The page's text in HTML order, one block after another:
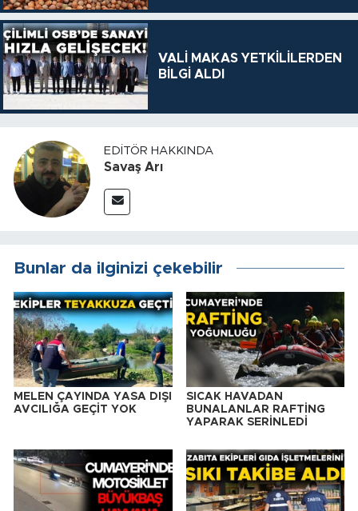
VALİ MAKAS YETKİLİLERDEN
BİLGİ ALDI
EDITÖR HAKKINDA
Savaş Arı
Bunlar da ilginizi çekebilir
MELEN ÇAYINDA YASA DIŞI
AVCILIĞA GEÇİT YOK
SICAK HAVADAN
BUNALANLAR RAFTİNG
YAPARAK SERİNLEDİ